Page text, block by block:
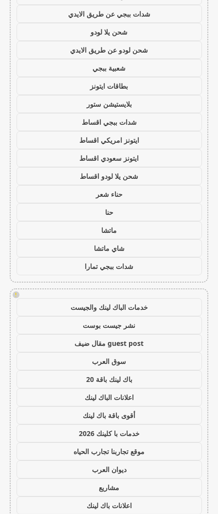
شدات ببجي عن طريق الايدي
شحن يلا لودو
شحن لودو عن طريق الايدي
شعبية ببجي
بطاقات ايتونز
بلايستيشن ستور
شدات ببجي اقساط
ايتونز امريكي اقساط
ايتونز سعودي اقساط
شحن يلا لودو اقساط
حناء شعر
حنا
ماتشا
شاي ماتشا
شدات ببجي تمارا
!
خدمات الباك لينك والجيست
نشر جيست بوست
guest post مقال ضيف
سوق العرب
باك لينك باقة 20
اعلانات الباك لينك
أقوى باقة باك لينك
خدمات با كلينك 2026
موقع تجاربنا تجارب الحياه
ديوان العرب
مشاريع
اعلانات باك لينك